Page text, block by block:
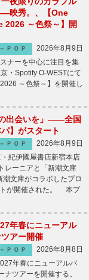
映秀。、【One
～色祭～】開
ＰＯＰ
2026年8月9日
ナーを中心に注目を集
・Spotify O-WESTにて
～色祭～】を開催し
出会いを」――全国
】がスタート
ＰＯＰ
2026年8月9日
紀伊國屋書店新宿本店
レーニアと「新潮文庫
文庫がコラボしたプロ
トが開催された。 本プ
年春にニューアル
アー開催
ＰＯＰ
2026年8月8日
年春にニューアルバ
ツアーを開催する。